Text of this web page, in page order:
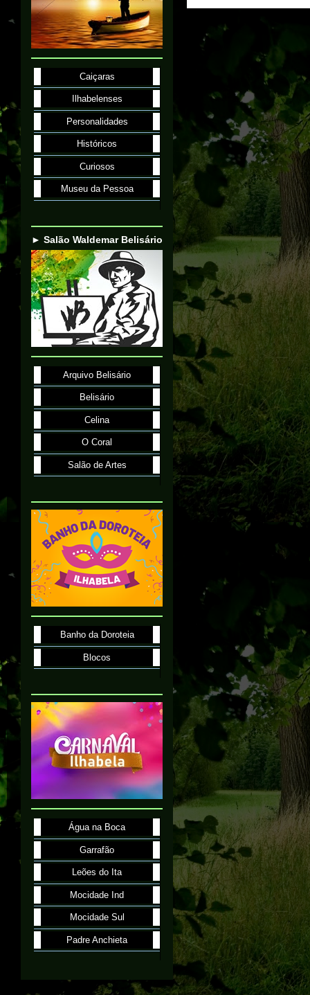
Caiçaras
Ilhabelenses
Personalidades
Históricos
Curiosos
Museu da Pessoa
► Salão Waldemar Belisário
Arquivo Belisário
Belisário
Celina
O Coral
Salão de Artes
Banho da Doroteia
Blocos
Água na Boca
Garrafão
Leões do Ita
Mocidade Ind
Mocidade Sul
Padre Anchieta